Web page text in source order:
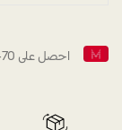
احصل على